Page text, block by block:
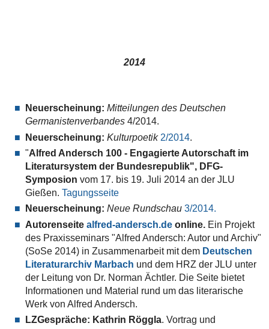
2014
Neuerscheinung: Mitteilungen des Deutschen
Germanistenverbandes4/2014.
Neuerscheinung: Kulturpoetik 2/2014.
"Alfred Andersch 100 - Engagierte Autorschaft im
Literatursystem der Bundesrepublik", DFG-
Symposion vom 17. bis 19. Juli 2014 an der JLU
Gießen. Tagungsseite
Neuerscheinung: Neue Rundschau 3/2014.
Autorenseite alfred-andersch.deonline.Ein Projekt
des Praxisseminars "Alfred Andersch: Autor und Archiv"
(SoSe 2014) in Zusammenarbeit mit dem Deutschen
Literaturarchiv Marbach und dem HRZ der JLU unter
der Leitung von Dr. Norman Ächtler. Die Seite bietet
Informationen und Material rund um das literarische
Werk von Alfred Andersch.
LZGespräche: Kathrin Röggla. Vortrag und